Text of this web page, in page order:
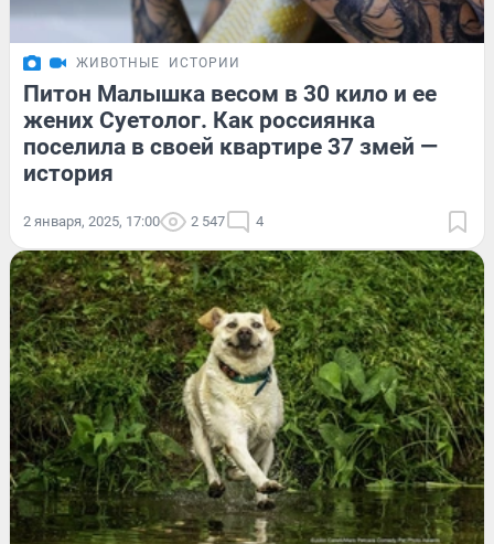
ЖИВОТНЫЕ ИСТОРИИ
Питон Малышка весом в 30 кило и ее
жених Суетолог. Как россиянка
поселила в своей квартире 37 змей —
история
2 января, 2025, 17:00 2 547 4